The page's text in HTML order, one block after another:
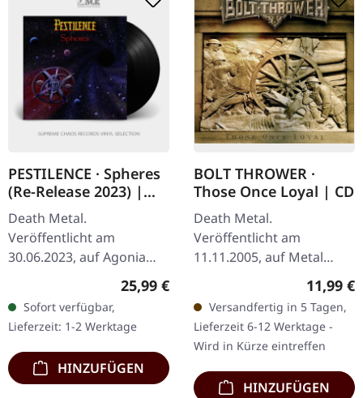
PESTILENCE · Spheres
(Re-Release 2023) |
BLACK LP
Death Metal.
Veröffentlicht am
30.06.2023, auf Agonia
Records. Schwarzes Vinyl,
Remasterd. Die 2023er
remasterte Ausgabe von
Pestilence's "Spheres"…
Regulärer Preis:
25,99 €
Sofort verfügbar,
Lieferzeit: 1-2 Werktage
HINZUFÜGEN
BOLT THROWER ·
Those Once Loyal | CD
Death Metal.
Veröffentlicht am
11.11.2005, auf Metal
Blade Records. CD im
Jewelcase. "Those Once
Loyal" ist ein
monumentales Zeugnis
für Bolt…
11,99 €
Versandfertig in 5 Tagen,
Lieferzeit 6-12 Werktage -
Wird in Kürze eintreffen
HINZUFÜGEN